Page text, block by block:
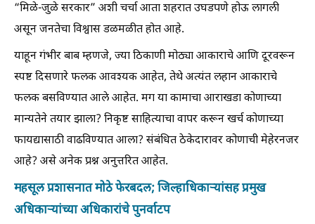
“मिळे-जुळे सरकार” अशी चर्चा आता शहरात उघडपणे होऊ लागली
असून जनतेचा विश्वास डळमळीत होत आहे.
याहून गंभीर बाब म्हणजे, ज्या ठिकाणी मोठ्या आकाराचे आणि दूरवरून
स्पष्ट दिसणारे फलक आवश्यक आहेत, तेथे अत्यंत लहान आकाराचे
फलक बसविण्यात आले आहेत. मग या कामाचा आराखडा कोणाच्या
मान्यतेने तयार झाला? निकृष्ट साहित्याचा वापर करून खर्च कोणाच्या
फायद्यासाठी वाढविण्यात आला? संबंधित ठेकेदारावर कोणाची मेहेरनजर
आहे? असे अनेक प्रश्न अनुत्तरित आहेत.
महसूल प्रशासनात मोठे फेरबदल; जिल्हाधिकाऱ्यांसह प्रमुख
अधिकाऱ्यांच्या अधिकारांचे पुनर्वाटप